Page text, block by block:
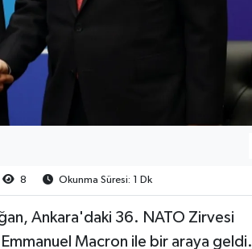
8 Okunma Süresi: 1 Dk
Ankara'daki 36. NATO Zirvesi
Emmanuel Macron ile bir araya geldi.